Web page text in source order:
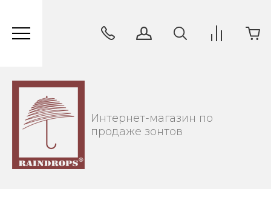
Интернет-магазин по
продаже зонтов